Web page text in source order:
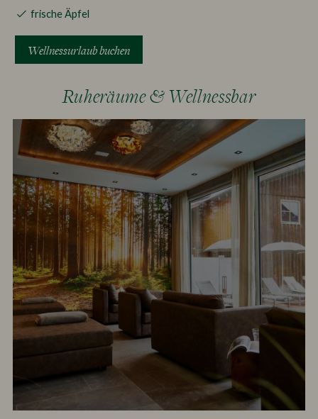
frische Äpfel
Wellnessurlaub buchen
Ruheräume & Wellnessbar